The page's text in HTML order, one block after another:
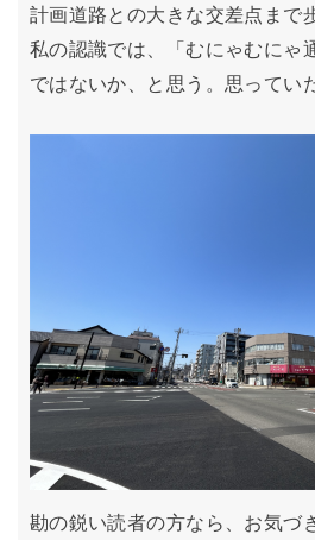
計画道路との大きな交差点まで
私の認識では、「むにゃむにゃ
ではないか、と思う。思ってい
勘の鋭い読者の方なら、お気づ